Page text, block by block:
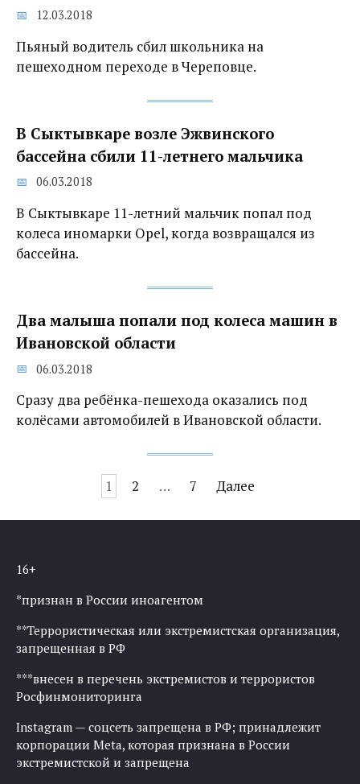
12.03.2018
Пьяный водитель сбил школьника на
пешеходном переходе в Череповце.
В Сыктывкаре возле Эжвинского
бассейна сбили 11-летнего мальчика‍
06.03.2018
В Сыктывкаре 11-летний мальчик попал под
колеса иномарки Opel, когда возвращался из
бассейна.
Два малыша попали под колеса машин в
Ивановской области‍
06.03.2018
Сразу два ребёнка-пешехода оказались под
колёсами автомобилей в Ивановской области.
записям
1 2 … 7 Далее
16+
*признан в России иноагентом
**Террористическая или экстремистская организация,
запрещенная в РФ
***внесен в перечень экстремистов и террористов
Росфинмониторинга
Instagram — соцсеть запрещена в РФ; принадлежит
корпорации Meta, которая признана в России
экстремистской и запрещена